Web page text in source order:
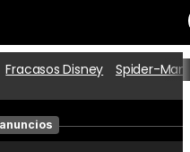
Películas
Fracasos Disney Spider-